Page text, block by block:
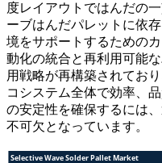
度レイアウトではんだの
ーブはんだパレットに依
境をサポートするための
動化の統合と再利用可能
用戦略が再構築されてお
コシステム全体で効率、
の安定性を確保するには
不可欠となっています。